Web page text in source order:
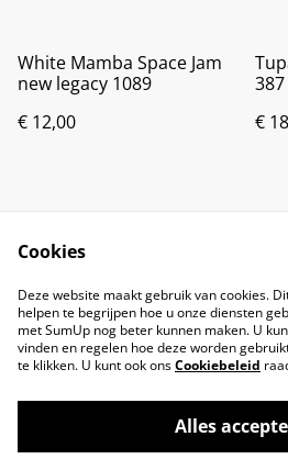
White Mamba Space Jam
new legacy 1089
€ 12,00
387
€
Cookies
Deze website maakt gebruik van cookies.
helpen te begrijpen hoe u onze diensten
met SumUp nog beter kunnen maken. U
vinden en regelen hoe deze worden
te klikken. U kunt ook onsCookiebeleid
Alles